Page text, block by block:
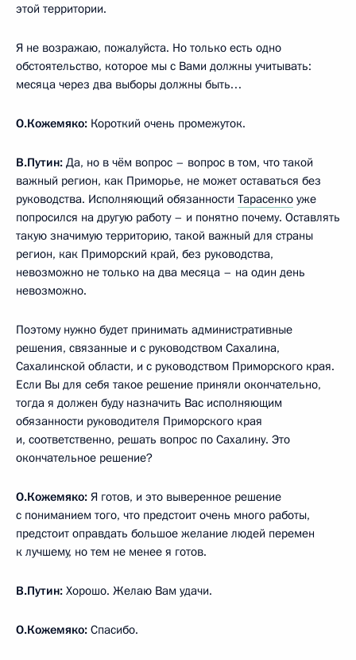
этой территории.
Я не возражаю, пожалуйста. Но только есть одно
обстоятельство, которое мы с Вами должны учитывать:
месяца через два выборы должны быть…
О.Кожемяко: Короткий очень промежуток.
В.Путин: Да, но в чём вопрос – вопрос в том, что такой
важный регион, как Приморье, не может оставаться без
руководства. Исполняющий обязанности Тарасенко уже
попросился на другую работу – и понятно почему. Оставлять
такую значимую территорию, такой важный для страны
регион, как Приморский край, без руководства,
невозможно не только на два месяца – на один день
невозможно.
Поэтому нужно будет принимать административные
решения, связанные и с руководством Сахалина,
Сахалинской области, и с руководством Приморского края.
Если Вы для себя такое решение приняли окончательно,
тогда я должен буду назначить Вас исполняющим
обязанности руководителя Приморского края
и, соответственно, решать вопрос по Сахалину. Это
окончательное решение?
О.Кожемяко: Я готов, и это выверенное решение
с пониманием того, что предстоит очень много работы,
предстоит оправдать большое желание людей перемен
к лучшему, но тем не менее я готов.
В.Путин: Хорошо. Желаю Вам удачи.
О.Кожемяко: Спасибо.